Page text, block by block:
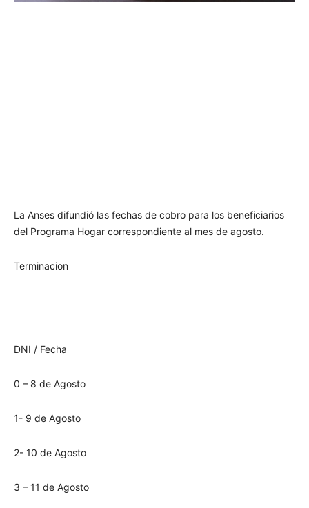
La Anses difundió las fechas de cobro para los beneficiarios
del Programa Hogar correspondiente al mes de agosto.
Terminacion
DNI / Fecha
0 – 8 de Agosto
1- 9 de Agosto
2- 10 de Agosto
3 – 11 de Agosto